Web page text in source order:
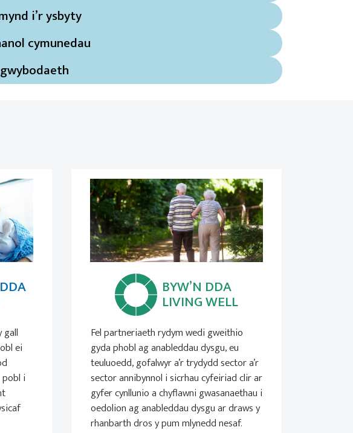
i’r ysbyty
cymunedau
gall
ei
i
BYW’N DDA
LIVING WELL
Fel partneriaeth rydym wedi gweithio
gyda phobl ag anableddau dysgu, eu
teuluoedd, gofalwyr a’r trydydd sector a’r
sector annibynnol i sicrhau cyfeiriad clir ar
gyfer cynllunio a chyflawni gwasanaethau i
oedolion ag anableddau dysgu ar draws y
rhanbarth dros y pum mlynedd nesaf.